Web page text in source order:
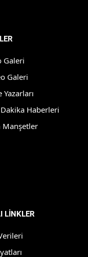
Galeri
Galeri
Yazarları
Haberleri
Manşetler
LİNKLER